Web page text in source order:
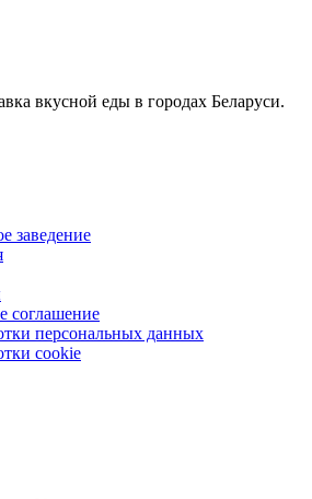
вкусной еды в городах Беларуси.
заведение
соглашение
персональных данных
cookie